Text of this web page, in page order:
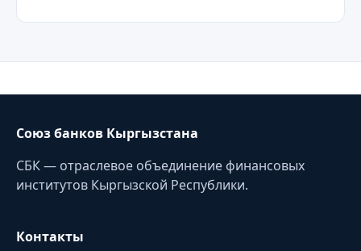
Союз банков Кыргызстана
СБК — отраслевое объединение финансовых
институтов Кыргызской Республики.
Контакты